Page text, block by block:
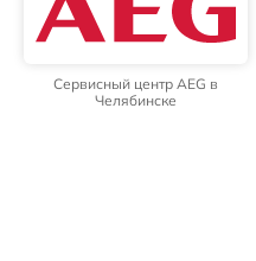
Сервисный центр AEG в
Челябинске